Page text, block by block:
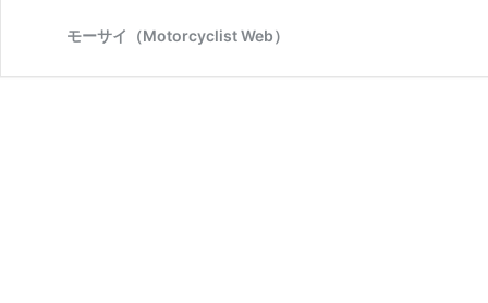
モーサイ（Motorcyclist Web）